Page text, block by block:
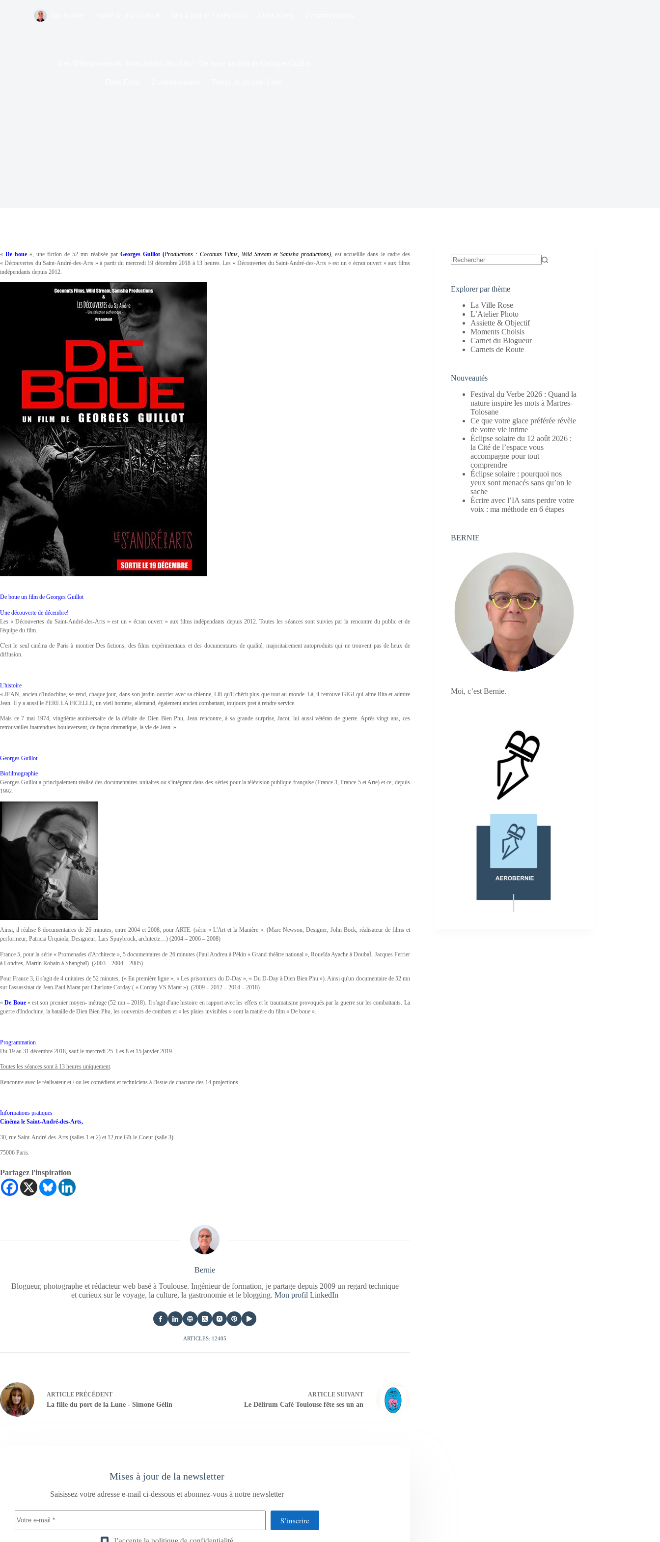
«De boue », une fiction de 52 mn réalisée par Georges Guillot (Productions : Coconuts Films, Wild Stream et Samsha productions), est accueillie dans le cadre des
« Découvertes du Saint-André-des-Arts » à partir du mercredi 19 décembre 2018 à 13 heures. Les « Découvertes du Saint-André-des-Arts » est un « écran ouvert » aux films
indépendants depuis 2012.
De boue un film de Georges Guillot
Une découverte de décembre!
Les « Découvertes du Saint-André-des-Arts » est un « écran ouvert » aux films indépendants depuis 2012. Toutes les séances sont suivies par la rencontre du public et de
l'équipe du film.
C'est le seul cinéma de Paris à montrer Des fictions, des films expérimentaux et des documentaires de qualité, majoritairement autoproduits qui ne trouvent pas de lieux de
diffusion.
L'histoire
« JEAN, ancien d'Indochine, se rend, chaque jour, dans son jardin-ouvrier avec sa chienne, Lili qu'il chérit plus que tout au monde. Là, il retrouve GIGI qui aime Rita et admire
Jean. Il y a aussi le PERE LA FICELLE, un vieil homme, allemand, également ancien combattant, toujours pret à rendre service.
Mais ce 7 mai 1974, vingtième anniversaire de la défaite de Dien Bien Phu, Jean rencontre, à sa grande surprise, Jacot, lui aussi vétéran de guerre. Après vingt ans, ces
retrouvailles inattendues bouleversent, de façon dramatique, la vie de Jean. »
Georges Guillot
Biofilmographie
Georges Guillot a principalement réalisé des documentaires unitaires ou s'intégrant dans des séries pour la télévision publique française (France 3, France 5 et Arte) et ce, depuis
1992.
Ainsi, il réalise 8 documentaires de 26 minutes, entre 2004 et 2008, pour ARTE. (série « L'Art et la Manière ». (Marc Newson, Designer, John Bock, réalisateur de films et
performeur, Patricia Urquiola, Designeur, Lars Spuybrock, architecte…) (2004 – 2006 – 2008)
France 5, pour la série « Promenades d'Architecte », 5 documentaires de 26 minutes (Paul Andreu à Pékin « Grand théâtre national », Roueïda Ayache à DoubaÏ, Jacques Ferrier
à Londres, Martin Robain à Shanghaï). (2003 – 2004 – 2005)
Pour France 3, il s'agit de 4 unitaires de 52 minutes, (« En première ligne », « Les prisonniers du D-Day », « Du D-Day à Dien Bien Phu »). Ainsi qu'un documentaire de 52 mn
sur l'assassinat de Jean-Paul Marat par Charlotte Corday ( « Corday VS Marat »). (2009 – 2012 – 2014 – 2018)
«De Boue » est son premier moyen- métrage (52 mn – 2018). Il s'agit d'une histoire en rapport avec les effets et le traumatisme provoqués par la guerre sur les combattants. La
guerre d'Indochine, la bataille de Dien Bien Phu, les souvenirs de combats et « les plaies invisibles » sont la matière du film « De boue ».
Programmation
Du 19 au 31 décembre 2018, sauf le mercredi 25. Les 8 et 15 janvier 2019.
Toutes les séances sont à 13 heures uniquement.
Rencontre avec le réalisateur et / ou les comédiens et techniciens à l'issue de chacune des 14 projections.
Informations pratiques
Cinéma le Saint-André-des-Arts,
30, rue Saint-André-des-Arts (salles 1 et 2) et 12,rue Gît-le-Coeur (salle 3)
75006 Paris.
Partagez l'inspiration
Bernie
Blogueur, photographe et rédacteur web basé à Toulouse. Ingénieur de formation, je partage depuis 2009 un regard technique
et curieux sur le voyage, la culture, la gastronomie et le blogging.Mon profil LinkedIn
ARTICLES: 12405
ARTICLE PRÉCÉDENT
La fille du port de la Lune - Simone Gélin
ARTICLESUIVANT
Le Délirum Café Toulouse fête ses un an
Mises à jour de la newsletter
Saisissez votre adresse e-mail ci-dessous et abonnez-vous à notre newsletter
S’inscrire
J’accepte la politique de confidentialité
Explorer par thème
La Ville Rose
L’Atelier Photo
Assiette & Objectif
Moments Choisis
Carnet du Blogueur
Carnets de Route
Nouveautés
Festival du Verbe 2026 : Quand la
nature inspire les mots à Martres-
Tolosane
Ce que votre glace préférée révèle
de votre vie intime
Éclipse solaire du 12 août 2026 :
la Cité de l’espace vous
accompagne pour tout
comprendre
Éclipse solaire : pourquoi nos
yeux sont menacés sans qu’on le
sache
Écrire avec l’IA sans perdre votre
voix : ma méthode en 6 étapes
BERNIE
Moi, c’est Bernie.